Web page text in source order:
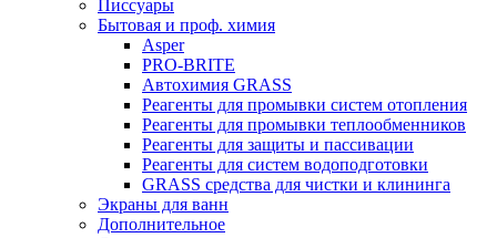
Писсуары
Бытовая и проф. химия
Asper
PRO-BRITE
Автохимия GRASS
Реагенты для промывки систем отопления
Реагенты для промывки теплообменников
Реагенты для защиты и пассивации
Реагенты для систем водоподготовки
GRASS средства для чистки и клининга
Экраны для ванн
Дополнительное